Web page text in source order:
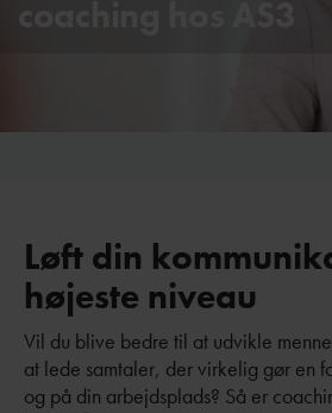
Løft din
højeste niveau
Vil du blive bedre til at udvikle
at lede samtaler, der virkelig gør en
og på din arbejdsplads? Så er